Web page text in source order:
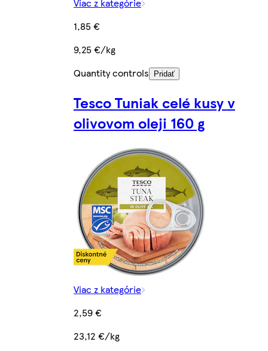
1,85 €
9,25 €/kg
Quantity controls
Pridať
Tesco Tuniak celé kusy v
olivovom oleji 160 g
Viac z kategórie
2,59 €
23,12 €/kg